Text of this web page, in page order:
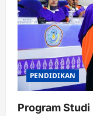
PENDIDIKAN
Program